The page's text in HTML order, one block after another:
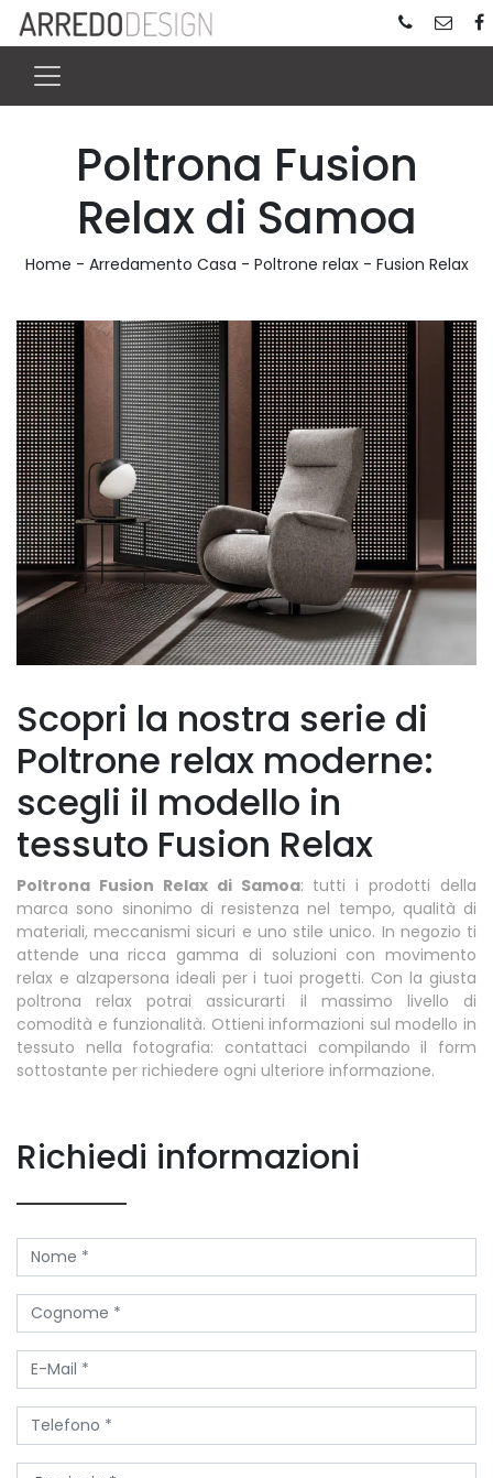
Poltrona Fusion
Relax di Samoa
Home - Arredamento Casa - Poltrone relax - Fusion Relax
Scopri la nostra serie di
Poltrone relax moderne:
scegli il modello in
tessuto Fusion Relax
Poltrona Fusion Relax di Samoa: tutti i prodotti della
marca sono sinonimo di resistenza nel tempo, qualità di
materiali, meccanismi sicuri e uno stile unico. In negozio ti
attende una ricca gamma di soluzioni con movimento
relax e alzapersona ideali per i tuoi progetti. Con la giusta
poltrona relax potrai assicurarti il massimo livello di
comodità e funzionalità. Ottieni informazioni sul modello in
tessuto nella fotografia: contattaci compilando il form
sottostante per richiedere ogni ulteriore informazione.
Richiedi informazioni